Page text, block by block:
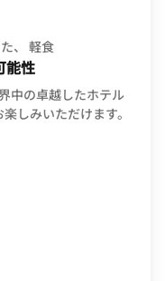
、 軽食
能性
中の卓越したホテル
しみいただけます。